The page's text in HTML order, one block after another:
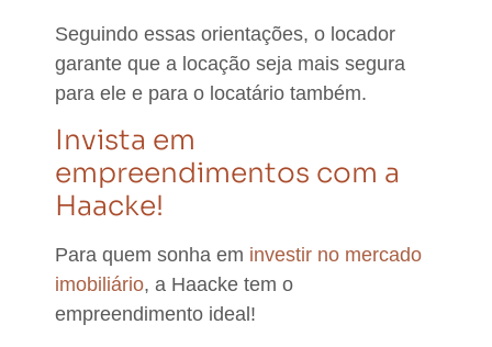
Seguindo essas orientações, o locador
garante que a locação seja mais segura
para ele e para o locatário também.
Invista em
empreendimentos com a
Haacke!
Para quem sonha em investir no mercado
imobiliário, a Haacke tem o
empreendimento ideal!